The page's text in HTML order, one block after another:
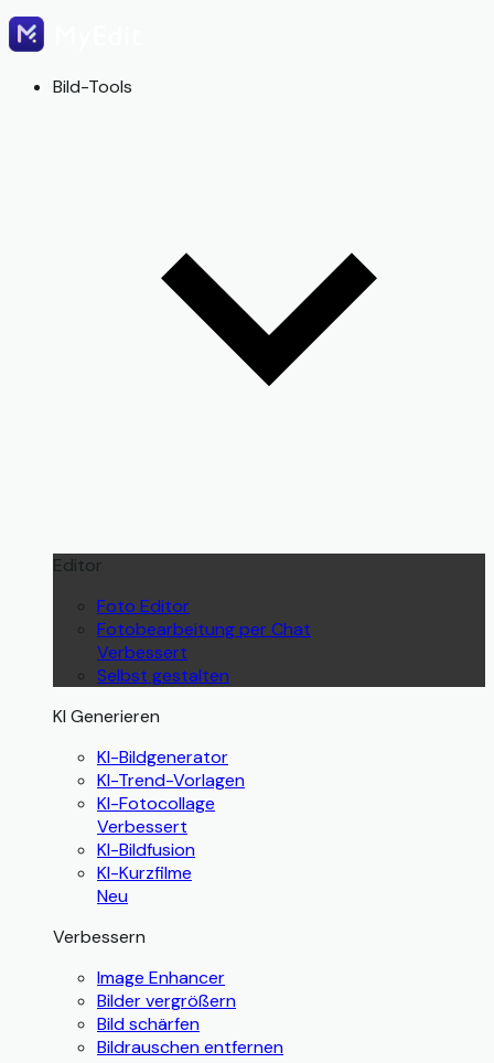
Bild-Tools
Editor
Foto Editor
Fotobearbeitung per Chat
Verbessert
Selbst gestalten
KI Generieren
KI-Bildgenerator
KI-Trend-Vorlagen
KI-Fotocollage
Verbessert
KI-Bildfusion
KI-Kurzfilme
Neu
Verbessern
Image Enhancer
Bilder vergrößern
Bild schärfen
Bildrauschen entfernen